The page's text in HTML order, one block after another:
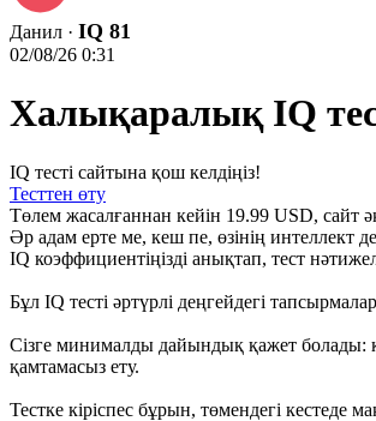
Данил · IQ 81
02/08/26 0:31
Халықаралық IQ
IQ тесті сайтына қош келдіңіз!
Тесттен өту
Төлем жасалғаннан кейін 19.99 USD, сайт
Әр адам ерте ме, кеш пе, өзінің интеллект
IQ коэффициентіңізді анықтап, тест
Бұл IQ тесті әртүрлі деңгейдегі
Сізге минималды дайындық қажет болады:
қамтамасыз ету.
Тестке кіріспес бұрын, төмендегі кестеде